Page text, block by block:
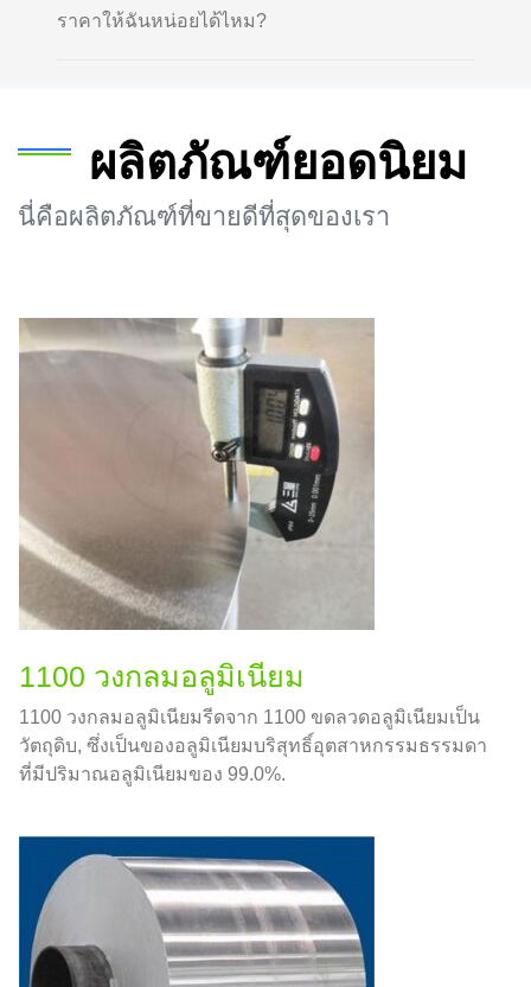
ราคาให้ฉันหน่อยได้ไหม?
ผลิตภัณฑ์ยอดนิยม
นี่คือผลิตภัณฑ์ที่ขายดีที่สุดของเรา
1100 วงกลมอลูมิเนียม
1100 วงกลมอลูมิเนียมรีดจาก 1100 ขดลวดอลูมิเนียมเป็น
วัตถุดิบ, ซึ่งเป็นของอลูมิเนียมบริสุทธิ์อุตสาหกรรมธรรมดา
ที่มีปริมาณอลูมิเนียมของ 99.0%.